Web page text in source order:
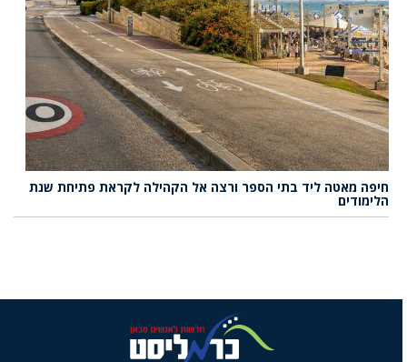
חיפה מאטה ליד בתי הספר ורצה אל הקהילה לקראת פתיחת שנת
הלימודים